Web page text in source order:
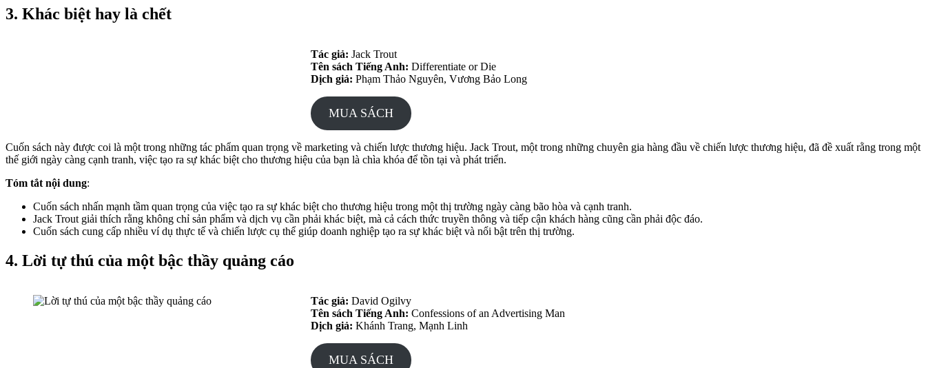
3. Khác biệt hay là chết
Tác giả: Jack Trout
Tên sách Tiếng Anh: Differentiate or Die
Dịch giả: Phạm Thảo Nguyên, Vương Bảo Long
MUA SÁCH
Cuốn sách này được coi là một trong những tác phẩm quan trọng về marketing và chiến lược thương hiệu. Jack Trout, một trong những chuyên gia hàng đầu về chiến lược thương hiệu, đã đề xuất rằng trong một
thế giới ngày càng cạnh tranh, việc tạo ra sự khác biệt cho thương hiệu của bạn là chìa khóa để tồn tại và phát triển.
Tóm tắt nội dung:
Cuốn sách nhấn mạnh tầm quan trọng của việc tạo ra sự khác biệt cho thương hiệu trong một thị trường ngày càng bão hòa và cạnh tranh.
Jack Trout giải thích rằng không chỉ sản phẩm và dịch vụ cần phải khác biệt, mà cả cách thức truyền thông và tiếp cận khách hàng cũng cần phải độc đáo.
Cuốn sách cung cấp nhiều ví dụ thực tế và chiến lược cụ thể giúp doanh nghiệp tạo ra sự khác biệt và nổi bật trên thị trường.
4. Lời tự thú của một bậc thầy quảng cáo
Tác giả: David Ogilvy
Tên sách Tiếng Anh: Confessions of an Advertising Man
Dịch giả: Khánh Trang, Mạnh Linh
MUA SÁCH